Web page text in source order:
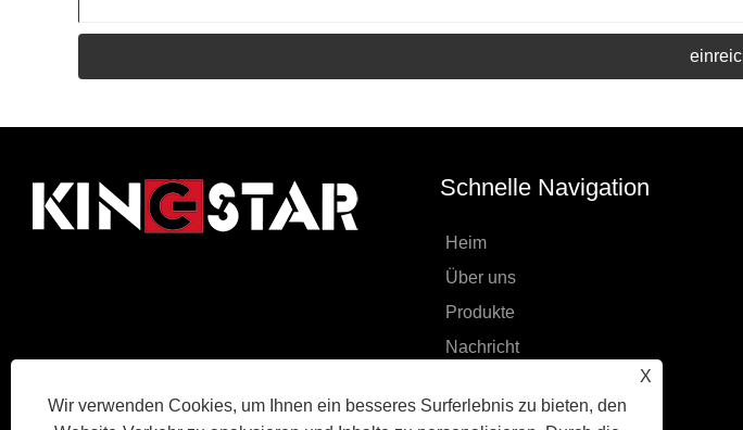
X
Wir verwenden Cookies, um Ihnen ein besseres Surferlebnis zu bieten, den
Schnelle Navigation
Heim
Über uns
Produkte
Nachricht
Anfrage absenden